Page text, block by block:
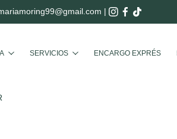
|
SERVICIOS ENCARGO EXPRÉS